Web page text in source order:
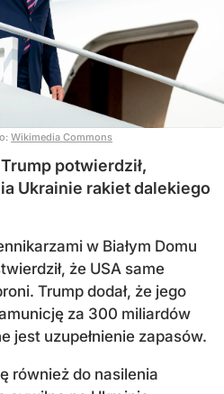
Wikimedia Commons
potwierdził,
Ukrainie rakiet dalekiego
w Białym Domu
że USA same
Trump dodał, że jego
za 300 miliardów
jest uzupełnienie zapasów.
również do nasilenia